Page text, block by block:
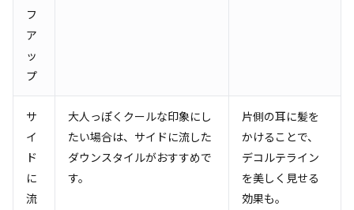
フ
ア
ッ
プ
サ
イ
ド
に
流
大人っぽくクールな印象にし
たい場合は、サイドに流した
ダウンスタイルがおすすめで
す。
片側の耳に髪を
かけることで、
デコルテライン
を美しく見せる
効果も。